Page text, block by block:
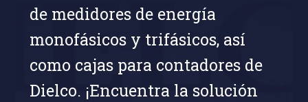
Buscar
de medidores de energía
monofásicos y trifásicos, así
como cajas para contadores de
Dielco. ¡Encuentra la solución